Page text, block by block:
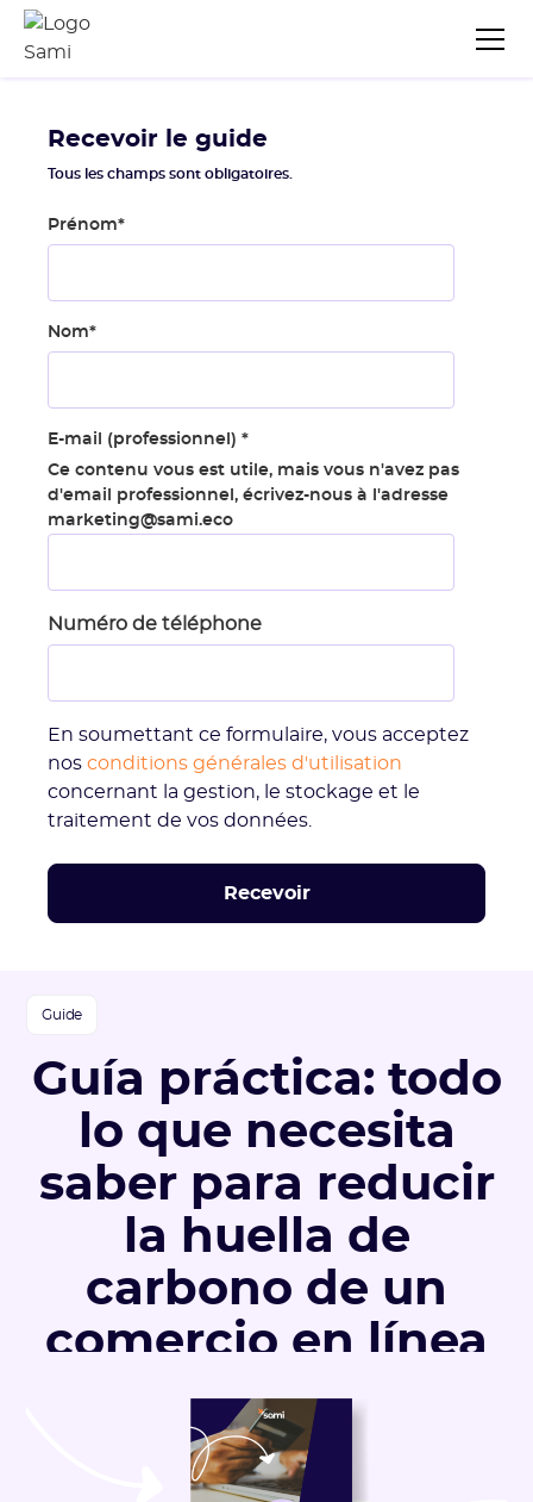
Guide
Guía práctica: todo
lo que necesita
saber para reducir
la huella de
carbono de un
comercio en línea
Recevoir le guide
Tous les champs sont obligatoires.
Prénom*
Nom*
E-mail (professionnel) *
Ce contenu vous est utile, mais vous n'avez pas
d'email professionnel, écrivez-nous à l'adresse
marketing@sami.eco
Numéro de téléphone
En soumettant ce formulaire, vous acceptez
nos conditions générales d'utilisation
concernant la gestion, le stockage et le
traitement de vos données.